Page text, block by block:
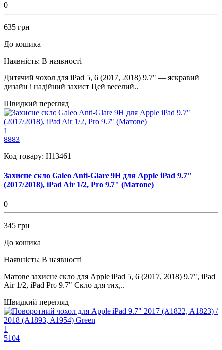
0
635 грн
До кошика
Наявність: В наявності
Дитячий чохол для iPad 5, 6 (2017, 2018) 9.7" — яскравий
дизайн і надійний захист Цей веселий..
Швидкий перегляд
1
8883
Код товару: H13461
Захисне скло Galeo Anti-Glare 9H для Apple iPad 9.7"
(2017/2018), iPad Air 1/2, Pro 9.7" (Матове)
0
345 грн
До кошика
Наявність: В наявності
Матове захисне скло для Apple iPad 5, 6 (2017, 2018) 9.7", iPad
Air 1/2, iPad Pro 9.7" Скло для тих,..
Швидкий перегляд
1
5104